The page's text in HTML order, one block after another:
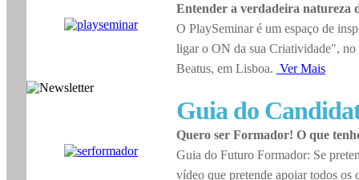
Entender a verdadeira natureza
O PlaySeminar é um espaço de
ligar o ON da sua Criatividade",
Beatus, em Lisboa. Ver Mais
Guia do
Quero ser Formador! O que
Guia do Futuro Formador: Se
vídeo que pretende apoiar todos os